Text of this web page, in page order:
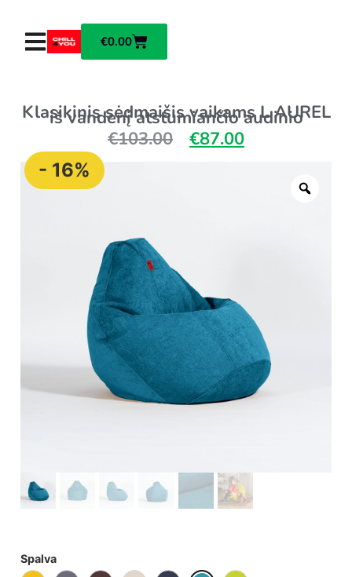
€0.00
Klasikinis sėdmaišis vaikams L AUREL
iš vandenį atstumiančio audinio
€103.00 €87.00
- 16%
Spalva